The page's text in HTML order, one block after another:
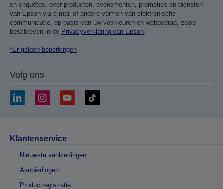
en enquêtes, over producten, evenementen, promoties en diensten
van Epson via e-mail of andere vormen van elektronische
communicatie, op basis van uw voorkeuren en webgedrag, zoals
beschreven in de Privacyverklaring van Epson
*Er gelden beperkingen
Volg ons
Klantenservice
Nieuwste aanbiedingen
Aanbiedingen
Productregistratie